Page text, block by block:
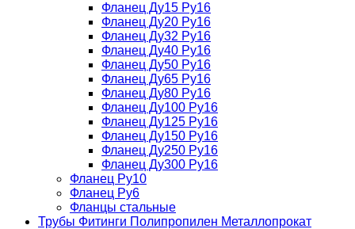
Фланец Ду15 Ру16
Фланец Ду20 Ру16
Фланец Ду32 Ру16
Фланец Ду40 Ру16
Фланец Ду50 Ру16
Фланец Ду65 Ру16
Фланец Ду80 Ру16
Фланец Ду100 Ру16
Фланец Ду125 Ру16
Фланец Ду150 Ру16
Фланец Ду250 Ру16
Фланец Ду300 Ру16
Фланец Ру10
Фланец Ру6
Фланцы стальные
Трубы Фитинги Полипропилен Металлопрокат